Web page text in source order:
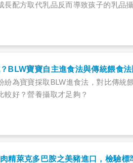
長配方取代乳品反而導致孩子的乳品
BLW寶寶自主進食法與傳統餵食
紛為寶寶採取BLW進食法，對比傳統
較好？營養攝取才足夠？